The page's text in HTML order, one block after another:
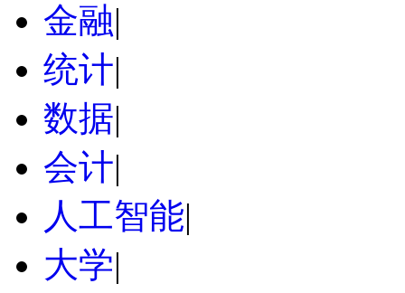
金融|
统计|
数据|
会计|
人工智能|
大学|